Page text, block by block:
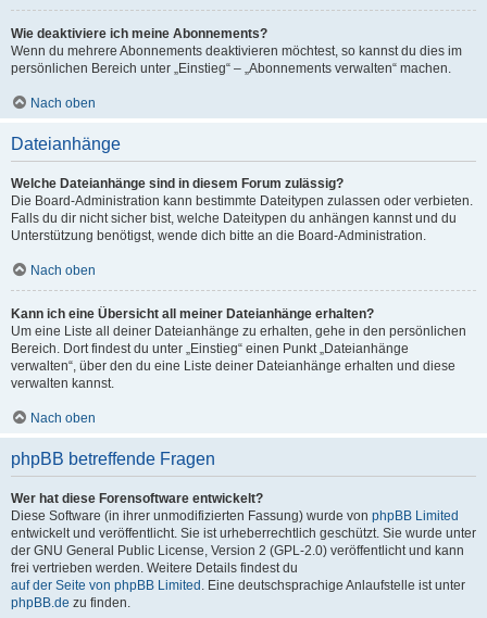
Wie deaktiviere ich meine Abonnements?
Wenn du mehrere Abonnements deaktivieren möchtest, so kannst du dies im
persönlichen Bereich unter „Einstieg“ – „Abonnements verwalten“ machen.
Nach oben
Dateianhänge
Welche Dateianhänge sind in diesem Forum zulässig?
Die Board-Administration kann bestimmte Dateitypen zulassen oder verbieten.
Falls du dir nicht sicher bist, welche Dateitypen du anhängen kannst und du
Unterstützung benötigst, wende dich bitte an die Board-Administration.
Nach oben
Kann ich eine Übersicht all meiner Dateianhänge erhalten?
Um eine Liste all deiner Dateianhänge zu erhalten, gehe in den persönlichen
Bereich. Dort findest du unter „Einstieg“ einen Punkt „Dateianhänge
verwalten“, über den du eine Liste deiner Dateianhänge erhalten und diese
verwalten kannst.
Nach oben
phpBB betreffende Fragen
Wer hat diese Forensoftware entwickelt?
Diese Software (in ihrer unmodifizierten Fassung) wurde von phpBB Limited
entwickelt und veröffentlicht. Sie ist urheberrechtlich geschützt. Sie wurde unter
der GNU General Public License, Version 2 (GPL-2.0) veröffentlicht und kann
frei vertrieben werden. Weitere Details findest du
auf der Seite von phpBB Limited . Eine deutschsprachige Anlaufstelle ist unter
phpBB.de zu finden.